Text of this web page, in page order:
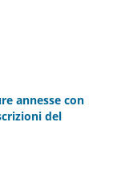
annesse con
del